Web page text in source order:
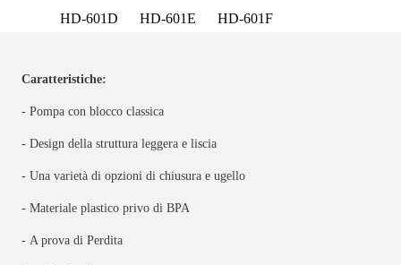
HD-601D
HD-601E HD-601F
Caratteristiche:
- Pompa con blocco classica
- Design della struttura leggera e liscia
- Una varietà di opzioni di chiusura e ugello
- Materiale plastico privo di BPA
- A prova di Perdita